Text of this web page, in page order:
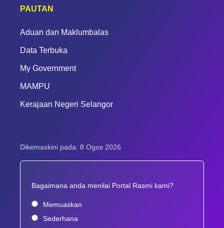
PAUTAN
Aduan dan Maklumbalas
Data Terbuka
My Government
MAMPU
Kerajaan Negeri Selangor
Dikemaskini pada: 8 Ogos 2026
Bagaimana anda menilai Portal Rasmi kami?
Memuaskan
Sederhana